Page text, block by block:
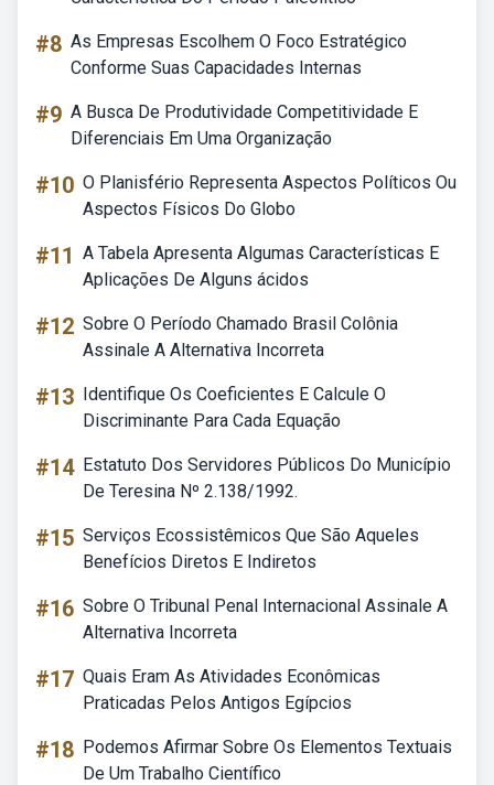
#8 As Empresas Escolhem O Foco Estratégico
Conforme Suas Capacidades Internas
#9 A Busca De Produtividade Competitividade E
Diferenciais Em Uma Organização
#10 O Planisfério Representa Aspectos Políticos Ou
Aspectos Físicos Do Globo
#11 A Tabela Apresenta Algumas Características E
Aplicações De Alguns ácidos
#12 Sobre O Período Chamado Brasil Colônia
Assinale A Alternativa Incorreta
#13 Identifique Os Coeficientes E Calcule O
Discriminante Para Cada Equação
#14 Estatuto Dos Servidores Públicos Do Município
De Teresina Nº 2.138/1992.
#15 Serviços Ecossistêmicos Que São Aqueles
Benefícios Diretos E Indiretos
#16 Sobre O Tribunal Penal Internacional Assinale A
Alternativa Incorreta
#17 Quais Eram As Atividades Econômicas
Praticadas Pelos Antigos Egípcios
#18 Podemos Afirmar Sobre Os Elementos Textuais
De Um Trabalho Científico